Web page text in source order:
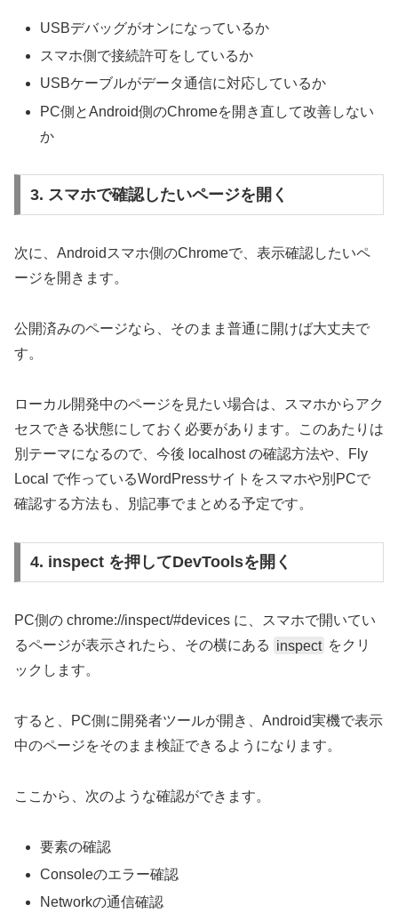
USBデバッグがオンになっているか
スマホ側で接続許可をしているか
USBケーブルがデータ通信に対応しているか
PC側とAndroid側のChromeを開き直して改善しない
か
3. スマホで確認したいページを開く
次に、Androidスマホ側のChromeで、表示確認したいペ
ージを開きます。
公開済みのページなら、そのまま普通に開けば大丈夫で
す。
ローカル開発中のページを見たい場合は、スマホからアク
セスできる状態にしておく必要があります。このあたりは
別テーマになるので、今後 localhost の確認方法や、Fly
Local で作っているWordPressサイトをスマホや別PCで
確認する方法も、別記事でまとめる予定です。
4. inspect を押してDevToolsを開く
PC側の chrome://inspect/#devices に、スマホで開いてい
るページが表示されたら、その横にある inspect をクリ
ックします。
すると、PC側に開発者ツールが開き、Android実機で表示
中のページをそのまま検証できるようになります。
ここから、次のような確認ができます。
要素の確認
Consoleのエラー確認
Networkの通信確認